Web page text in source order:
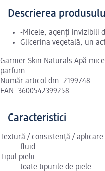
Descrierea
-Micele, agenți invizibili
Glicerina vegetală, un
Garnier Skin Naturals Apă
parfum.
Număr articol dm: 2199748
EAN: 3600542399258
Caracteristici
Textură / consistență / aplicare:
fluid
Tipul pielii:
toate tipurile de piele